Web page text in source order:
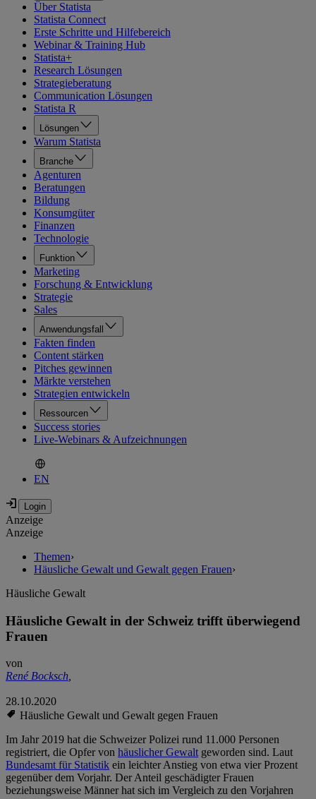
Über Statista
Statista Connect
Erste Schritte und Hilfebereich
Webinar & Training Hub
Statista+
Research Lösungen
Strategieberatung
Communication Lösungen
Statista R
Lösungen
Warum Statista
Branche
Agenturen
Beratungen
Bildung
Konsumgüter
Finanzen
Technologie
Funktion
Marketing
Forschung & Entwicklung
Strategie
Sales
Anwendungsfall
Fakten finden
Content stärken
Pitches gewinnen
Märkte verstehen
Strategien entwickeln
Ressourcen
Success stories
Live-Webinars & Aufzeichnungen
EN
Anzeige
Anzeige
Themen›
Häusliche Gewalt und Gewalt gegen Frauen›
Häusliche Gewalt
Häusliche Gewalt in der Schweiz trifft überwiegend
Frauen
von
René Bocksch,
28.10.2020
Häusliche Gewalt und Gewalt gegen Frauen
Im Jahr 2019 hat die Schweizer Polizei rund 11.000 Personen
registriert, die Opfer von häuslicher Gewaltgeworden sind. Laut
Bundesamt für Statistik ein leichter Anstieg von etwa vier Prozent
gegenüber dem Vorjahr. Der Anteil geschädigter Frauen
beziehungsweise Männer hat sich im Vergleich zu den Vorjahren